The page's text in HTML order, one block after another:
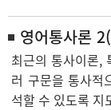
영어통사론
최근의 통사이론,
러 구문을 통사적
석할 수 있도록 지